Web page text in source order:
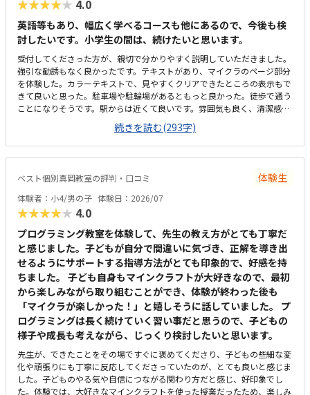
囲気や指導の進め方、独自の取り組みなど、総合的に満足しています。子
今後もこのまま安心して続けられればと思っています。
★★★★★ 4.0
英語等もあり、幅広く学べるコースも他にあるので、今後も検
討したいです。小学生の間は、続けたいと思います。
受付してくださった方が、親切で分かりやすく説明していただきました。
強引な勧誘もなく良かったです。テキストがあり、マイクラのページ部分
を体験した。カラーテキストで、見やすくクリアできたところの表示もで
きて良いと思った。駐車場や駐輪場があるともっと良かった。徒歩で通う
ことになりそうです。駅からは近くて良いです。雰囲気も良く、清潔感も
あった。部屋が区切られていて、個人スペースも確保されていて良かっ
た。基本料金以外に、追加料金があまり無さそうで良かった。できれば、
毎月1万以内で通いたいです。子供に熱心に話しかけてくださったり、褒
めてくださって、子供が頑張ろうという気持ちになれて良かった。
続きを読む(293字)
ベスト個別真岡教室の評判・口コミ 体験生
体験者：小4/男の子 体験日：2026/07
★★★★★ 4.0
プログラミング教室を体験して、先生の教え方がとても丁寧だ
と感じました。子どもが自分で間違いに気づき、正解を導き出
せるようにサポートする指導方法がとても印象的で、好感を持
ちました。 子ども自身もマインクラフトが大好きなので、最初
から楽しみながら取り組むことができ、体験が終わった後も
「マイクラが楽しかった！」と嬉しそうに話していました。 プ
ログラミングは長く続けていく習い事だと思うので、子どもの
様子や成長も考えながら、じっくり検討したいと思います。
先生が、できたことをその場ですぐに褒めてくださり、子どもの些細な変
化や頑張りにも丁寧に反応してくださっていたのが、とても良いと感じま
した。子どものやる気や自信につながる関わり方だと感じ、好印象でし
た。体験では、大好きなマインクラフトを使った授業だったため、楽しみ